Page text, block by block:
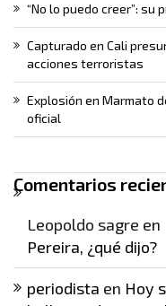
“No lo puedo creer”: su
Capturado en Cali
acciones terroristas
Explosión en Marmato
oficial
Comentarios
Leopoldo sagre en
Pereira, ¿qué dijo?
periodista en Hoy